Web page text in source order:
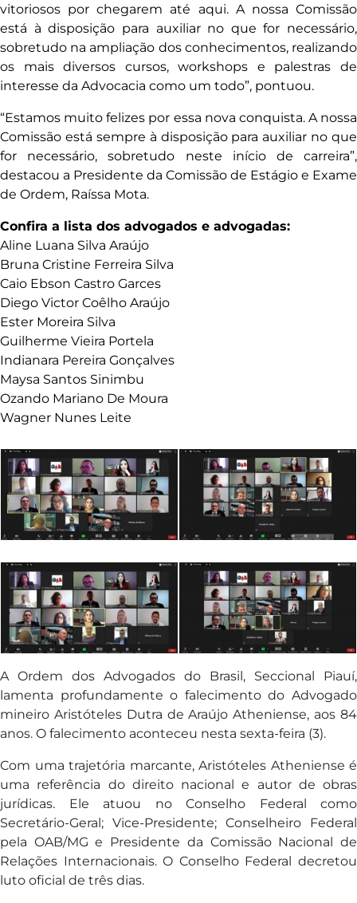
vitoriosos por chegarem até aqui. A nossa Comissão
está à disposição para auxiliar no que for necessário,
sobretudo na ampliação dos conhecimentos, realizando
os mais diversos cursos, workshops e palestras de
interesse da Advocacia como um todo”, pontuou.
“Estamos muito felizes por essa nova conquista. A nossa
Comissão está sempre à disposição para auxiliar no que
for necessário, sobretudo neste início de carreira”,
destacou a Presidente da Comissão de Estágio e Exame
de Ordem, Raíssa Mota.
Confira a lista dos advogados e advogadas:
Aline Luana Silva Araújo
Bruna Cristine Ferreira Silva
Caio Ebson Castro Garces
Diego Victor Coêlho Araújo
Ester Moreira Silva
Guilherme Vieira Portela
Indianara Pereira Gonçalves
Maysa Santos Sinimbu
Ozando Mariano De Moura
Wagner Nunes Leite
A Ordem dos Advogados do Brasil, Seccional Piauí,
lamenta profundamente o falecimento do Advogado
mineiro Aristóteles Dutra de Araújo Atheniense, aos 84
anos. O falecimento aconteceu nesta sexta-feira (3).
Com uma trajetória marcante, Aristóteles Atheniense é
uma referência do direito nacional e autor de obras
jurídicas. Ele atuou no Conselho Federal como
Secretário-Geral; Vice-Presidente; Conselheiro Federal
pela OAB/MG e Presidente da Comissão Nacional de
Relações Internacionais. O Conselho Federal decretou
luto oficial de três dias.